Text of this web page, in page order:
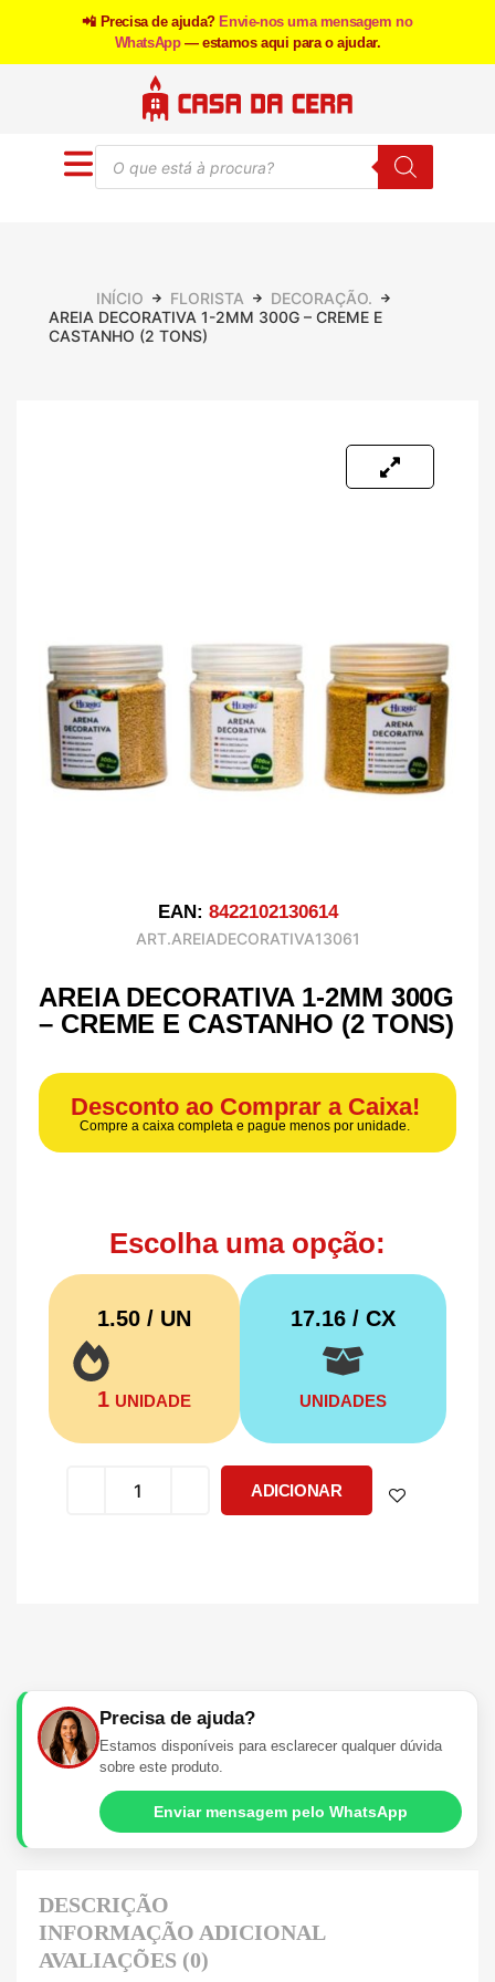
📲 Precisa de ajuda? Envie-nos uma mensagem no
WhatsApp — estamos aqui para o ajudar.
INÍCIO FLORISTA
DECORAÇÃO.
AREIA DECORATIVA 1-2MM 300G – CREME E
CASTANHO (2 TONS)
EAN: 8422102130614
ART.AREIADECORATIVA13061
AREIA DECORATIVA 1-2MM 300G
– CREME E CASTANHO (2 TONS)
Desconto ao Comprar a Caixa!
Compre a caixa completa e pague menos por unidade.
Escolha uma opção:
1.50 / UN
1 UNIDADE
17.16/ CX
UNIDADES
ADICIONAR
Precisa de ajuda?
Estamos disponíveis para esclarecer qualquer dúvida
sobre este produto.
Enviar mensagem pelo WhatsApp
DESCRIÇÃO
INFORMAÇÃO ADICIONAL
AVALIAÇÕES (0)